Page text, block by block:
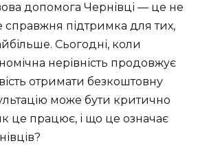
допомога Чернівці — це не
справжня підтримка для тих,
Сьогодні, коли
нерівність продовжує
отримати безкоштовну
може бути критично
це працює, і що це означає